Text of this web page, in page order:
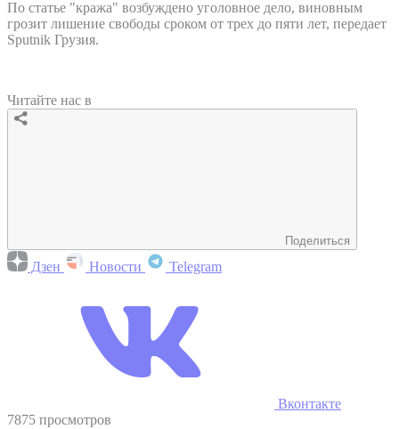
По статье "кража" возбуждено уголовное дело, виновным
грозит лишение свободы сроком от трех до пяти лет, передает
Sputnik Грузия.
Читайте нас в
Поделиться
Дзен Новости Telegram
Вконтакте
7875 просмотров